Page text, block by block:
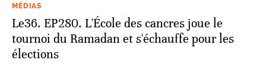
MÉDIAS
Le36. EP280. L'École des cancres joue le
tournoi du Ramadan et s'échauffe pour les
élections